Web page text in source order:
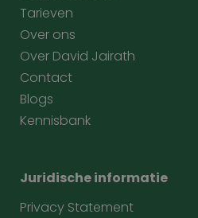
Tarieven
Over ons
Over David Jairath
Contact
Blogs
Kennisbank
Juridische informatie
Privacy Statement